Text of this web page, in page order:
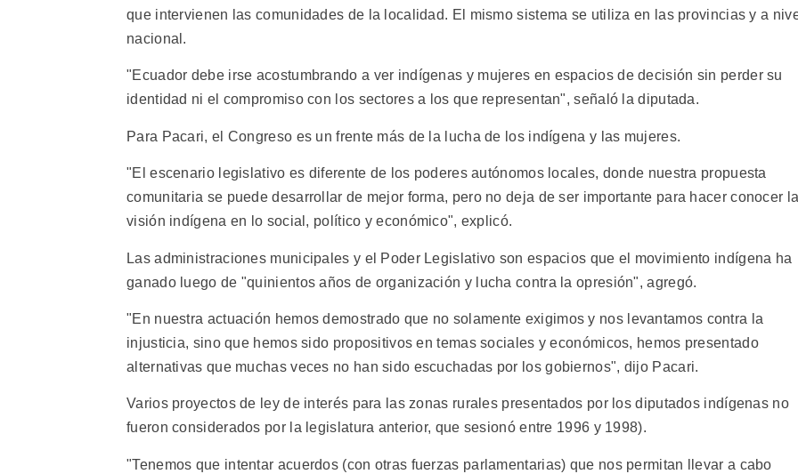
que intervienen las comunidades de la localidad. El mismo sistema se utiliza en las provincias y a
nacional.
"Ecuador debe irse acostumbrando a ver indígenas y mujeres en espacios de decisión sin perder su
identidad ni el compromiso con los sectores a los que representan", señaló la diputada.
Para Pacari, el Congreso es un frente más de la lucha de los indígena y las mujeres.
"El escenario legislativo es diferente de los poderes autónomos locales, donde nuestra propuesta
comunitaria se puede desarrollar de mejor forma, pero no deja de ser importante para hacer conocer
visión indígena en lo social, político y económico", explicó.
Las administraciones municipales y el Poder Legislativo son espacios que el movimiento indígena ha
ganado luego de "quinientos años de organización y lucha contra la opresión", agregó.
"En nuestra actuación hemos demostrado que no solamente exigimos y nos levantamos contra la
injusticia, sino que hemos sido propositivos en temas sociales y económicos, hemos presentado
alternativas que muchas veces no han sido escuchadas por los gobiernos", dijo Pacari.
Varios proyectos de ley de interés para las zonas rurales presentados por los diputados indígenas no
fueron considerados por la legislatura anterior, que sesionó entre 1996 y 1998).
"Tenemos que intentar acuerdos (con otras fuerzas parlamentarias) que nos permitan llevar a cabo